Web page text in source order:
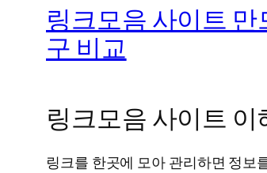
링크모음 사이트
구 비교
링크모음 사이트 이
링크를 한곳에 모아 관리하면 정보